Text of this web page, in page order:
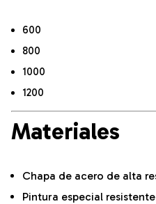
600
800
1000
1200
Materiales
Chapa de acero de alta
Pintura especial